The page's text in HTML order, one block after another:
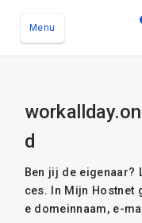
Menu
d
Ben jij de eigenaar?
ces. In Mijn Hostnet
e domeinnaam, e-